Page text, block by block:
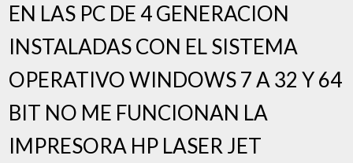
EN LAS PC DE 4 GENERACION
INSTALADAS CON EL SISTEMA
OPERATIVO WINDOWS 7 A 32 Y 64
BIT NO ME FUNCIONAN LA
IMPRESORA HP LASER JET